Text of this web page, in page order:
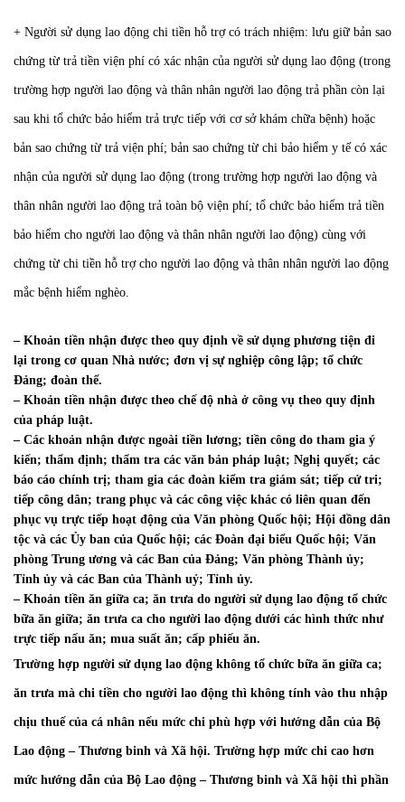
+ Người sử dụng lao động chi tiền hỗ trợ có trách nhiệm: lưu giữ bản sao
chứng từ trả tiền viện phí có xác nhận của người sử dụng lao động (trong
trường hợp người lao động và thân nhân người lao động trả phần còn lại
sau khi tổ chức bảo hiểm trả trực tiếp với cơ sở khám chữa bệnh) hoặc
bản sao chứng từ trả viện phí; bản sao chứng từ chi bảo hiểm y tế có xác
nhận của người sử dụng lao động (trong trường hợp người lao động và
thân nhân người lao động trả toàn bộ viện phí; tổ chức bảo hiểm trả tiền
bảo hiểm cho người lao động và thân nhân người lao động) cùng với
chứng từ chi tiền hỗ trợ cho người lao động và thân nhân người lao động
mắc bệnh hiểm nghèo.
– Khoản tiền nhận được theo quy định về sử dụng phương tiện đi
lại trong cơ quan Nhà nước; đơn vị sự nghiệp công lập; tổ chức
Đảng; đoàn thể.
– Khoản tiền nhận được theo chế độ nhà ở công vụ theo quy định
của pháp luật.
– Các khoản nhận được ngoài tiền lương; tiền công do tham gia ý
kiến; thẩm định; thẩm tra các văn bản pháp luật; Nghị quyết; các
báo cáo chính trị; tham gia các đoàn kiểm tra giám sát; tiếp cử tri;
tiếp công dân; trang phục và các công việc khác có liên quan đến
phục vụ trực tiếp hoạt động của Văn phòng Quốc hội; Hội đồng dân
tộc và các Ủy ban của Quốc hội; các Đoàn đại biểu Quốc hội; Văn
phòng Trung ương và các Ban của Đảng; Văn phòng Thành ủy;
Tỉnh ủy và các Ban của Thành uỷ; Tỉnh ủy.
– Khoản tiền ăn giữa ca; ăn trưa do người sử dụng lao động tổ chức
bữa ăn giữa; ăn trưa ca cho người lao động dưới các hình thức như
trực tiếp nấu ăn; mua suất ăn; cấp phiếu ăn.
Trường hợp người sử dụng lao động không tổ chức bữa ăn giữa ca;
ăn trưa mà chi tiền cho người lao động thì không tính vào thu nhập
chịu thuế của cá nhân nếu mức chi phù hợp với hướng dẫn của Bộ
Lao động – Thương binh và Xã hội. Trường hợp mức chi cao hơn
mức hướng dẫn của Bộ Lao động – Thương binh và Xã hội thì phần